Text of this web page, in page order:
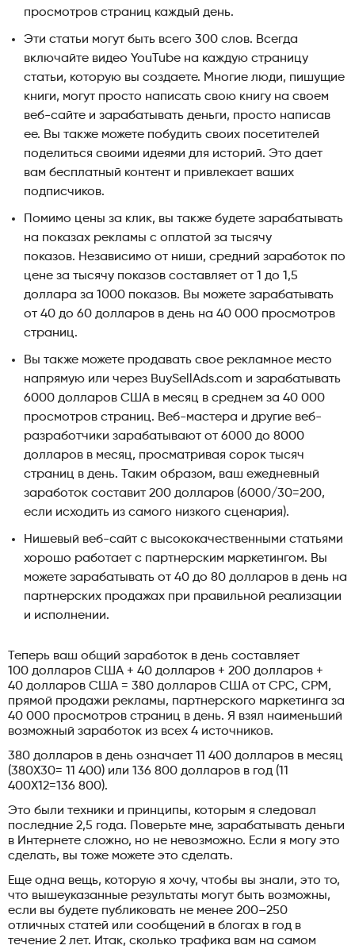
просмотров страниц каждый день.
Эти статьи могут быть всего 300 слов. Всегда
включайте видео YouTube на каждую страницу
статьи, которую вы создаете. Многие люди, пишущие
книги, могут просто написать свою книгу на своем
веб-сайте и зарабатывать деньги, просто написав
ее. Вы также можете побудить своих посетителей
поделиться своими идеями для историй. Это дает
вам бесплатный контент и привлекает ваших
подписчиков.
Помимо цены за клик, вы также будете зарабатывать
на показах рекламы с оплатой за тысячу
показов. Независимо от ниши, средний заработок по
цене за тысячу показов составляет от 1 до 1,5
доллара за 1000 показов. Вы можете зарабатывать
от 40 до 60 долларов в день на 40 000 просмотров
страниц.
Вы также можете продавать свое рекламное место
напрямую или через BuySellAds.com и зарабатывать
6000 долларов США в месяц в среднем за 40 000
просмотров страниц. Веб-мастера и другие веб-
разработчики зарабатывают от 6000 до 8000
долларов в месяц, просматривая сорок тысяч
страниц в день. Таким образом, ваш ежедневный
заработок составит 200 долларов (6000/30=200,
если исходить из самого низкого сценария).
Нишевый веб-сайт с высококачественными статьями
хорошо работает с партнерским маркетингом. Вы
можете зарабатывать от 40 до 80 долларов в день на
партнерских продажах при правильной реализации
и исполнении.
Теперь ваш общий заработок в день составляет
100 долларов США + 40 долларов + 200 долларов +
40 долларов США = 380 долларов США от CPC, CPM,
прямой продажи рекламы, партнерского маркетинга за
40 000 просмотров страниц в день. Я взял наименьший
возможный заработок из всех 4 источников.
380 долларов в день означает 11 400 долларов в месяц
(380X30= 11 400) или 136 800 долларов в год (11
400X12=136 800).
Это были техники и принципы, которым я следовал
последние 2,5 года. Поверьте мне, зарабатывать деньги
в Интернете сложно, но не невозможно. Если я могу это
сделать, вы тоже можете это сделать.
Еще одна вещь, которую я хочу, чтобы вы знали, это то,
что вышеуказанные результаты могут быть возможны,
если вы будете публиковать не менее 200–250
отличных статей или сообщений в блогах в год в
течение 2 лет. Итак, сколько трафика вам на самом